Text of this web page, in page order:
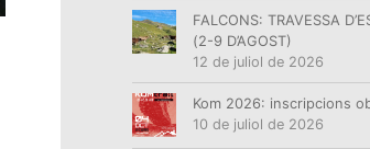
FALCONS: TRAVESSA
(2-9 D’AGOST)
12 de juliol de 2026
Kom 2026: inscripcions
10 de juliol de 2026